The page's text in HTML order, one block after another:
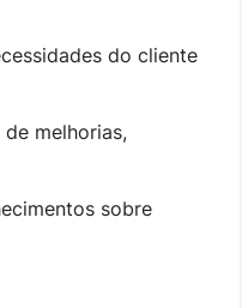
do cliente
melhorias,
sobre